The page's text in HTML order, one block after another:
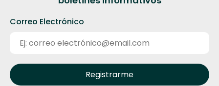
Correo Electrónico